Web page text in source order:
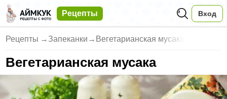
Рецепты Вход
Рецепты → Запеканки → Вегетарианская мусака
Вегетарианская мусака